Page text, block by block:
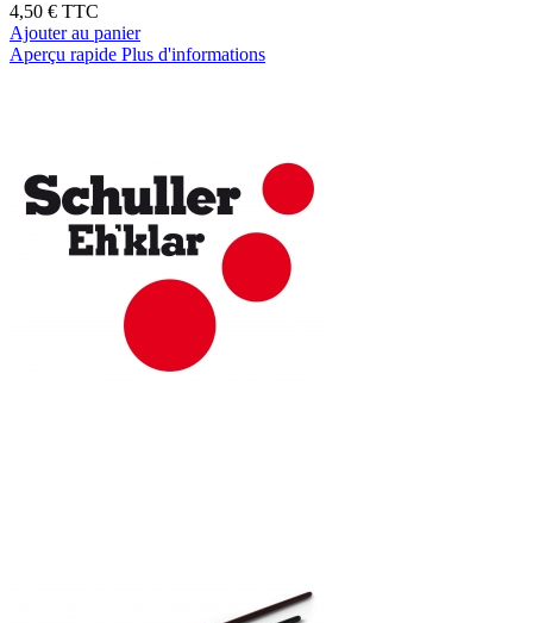
4,50 € TTC
Ajouter au panier
Aperçu rapide Plus d'informations